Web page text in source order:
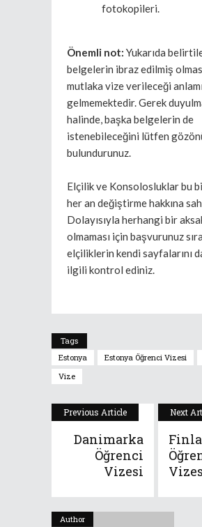
fotokopileri.
Önemli not: Yukarıda
belgelerin ibraz edilmiş
mutlaka vize verileceği
gelmemektedir. Gerek
halinde, başka belgelerin de
istenebileceğini lütfen
bulundurunuz.
Elçilik ve Konsolosluklar bu
her an değiştirme hakkına
Dolayısıyla herhangi bir
olmaması için başvurunuz
elçiliklerin kendi sayfalarını
ilgili kontrol ediniz.
Tags
Estonya
Estonya Öğrenci Vizesi
Vize
Previous Article
Danimarka
Öğrenci
Vizesi
Next
Author